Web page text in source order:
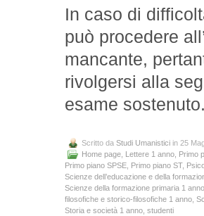
In caso di
può procedere
mancante,
rivolgersi alla
esame
Scritto da Studi Umanistici in 25
Home page
Lettere 1 anno
Primo
Primo piano SPSE
Primo piano ST,
Scienze dell’educazione e della
Scienze della formazione primaria 1 anno
filosofiche e storico-filosofiche 1 anno
Storia e società 1 anno studenti